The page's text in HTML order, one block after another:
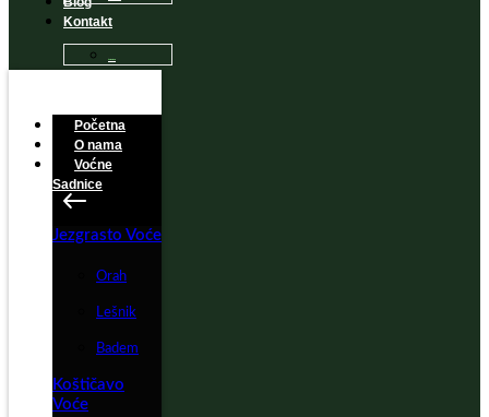
Kontakt
Početna
O nama
Voćne
Sadnice
Jezgrasto Voće
Orah
Lešnik
Badem
Koštičavo
Voće